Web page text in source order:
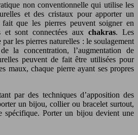
non conventionnelle qui utilise les
et des cristaux pour apporter un
que les pierres peuvent soigner en
et sont connectées auxchakras. Les
les pierres naturelles : le soulagement
la concentration, l’augmentation de
peuvent de fait être utilisées pour
maux, chaque pierre ayant ses propres
par des techniques d’apposition des
un bijou, collier ou bracelet surtout,
spécifique. Porter un bijou devient une